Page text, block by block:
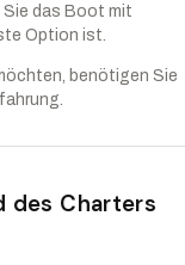
Sie das Boot mit
Option ist.
benötigen Sie
des Charters